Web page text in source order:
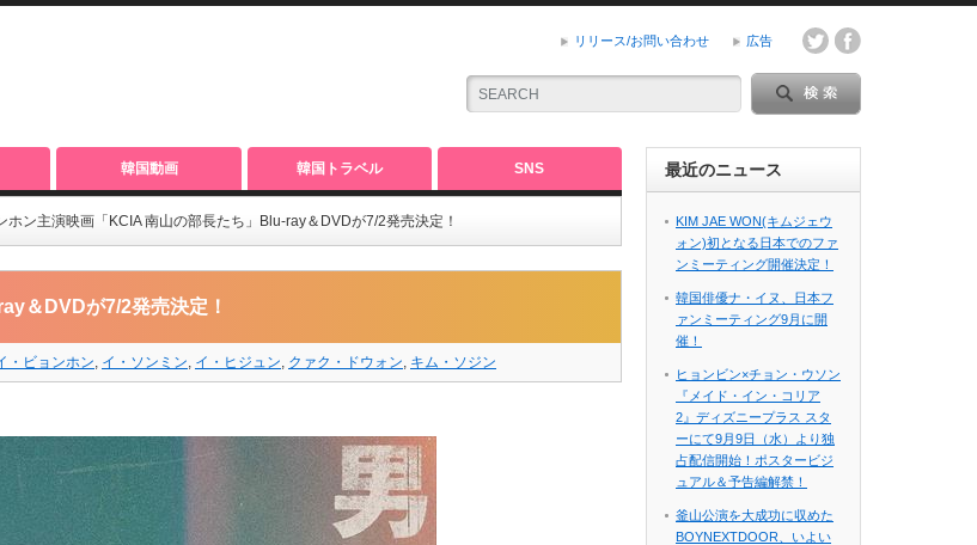
リリース/お問い合わせ 広告
韓国動画 韓国トラベル SNS
ホン主演映画「KCIA 南山の部長たち」Blu-ray＆DVDが7/2発売決定！
＆DVDが7/2発売決定！
・ビョンホン, イ・ソンミン, イ・ヒジュン, クァク・ドウォン, キム・ソジン
最近のニュース
KIM JAE WON(キムジェウ
ォン)初となる日本でのファ
ンミーティング開催決定！
韓国俳優ナ・イヌ、日本フ
ァンミーティング9月に開
催！
ヒョンビン×チョン・ウソン
『メイド・イン・コリア
2』ディズニープラス スタ
ーにて9月9日（水）より独
占配信開始！ポスタービジ
ュアル＆予告編解禁！
釜山公演を大成功に収めた
BOYNEXTDOOR、いよい